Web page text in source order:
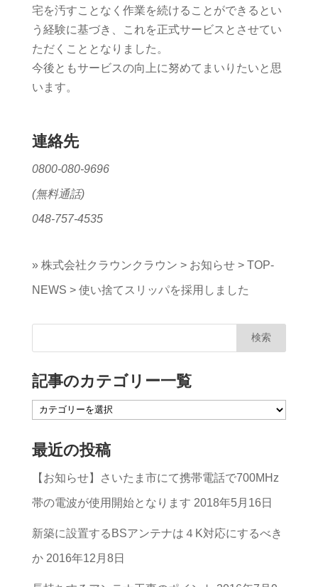
宅を汚すことなく作業を続けることができるとい
う経験に基づき、これを正式サービスとさせてい
ただくこととなりました。
今後ともサービスの向上に努めてまいりたいと思
います。
連絡先
0800-080-9696
(無料通話)
048-757-4535
» 株式会社クラウンクラウン > お知らせ> TOP-
NEWS > 使い捨てスリッパを採用しました
記事のカテゴリー一覧
記
の
カ
テ
ゴ
リ
ー
最近の投稿
【お知らせ】さいたま市にて携帯電話で700MHz
帯の電波が使用開始となります 2018年5月16日
新築に設置するBSアンテナは４K対応にするべき
か 2016年12月8日